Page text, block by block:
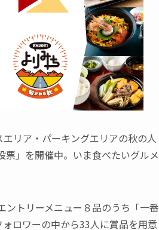
リア・パーキングエリアの秋の人
票」を開催中。いま食べたいグルメ
ントリーメニュー８品のうち「一番
ロワーの中から33人に賞品を用意